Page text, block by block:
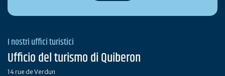
I nostri uffici turistici
Ufficio del turismo di Quiberon
14 rue de Verdun